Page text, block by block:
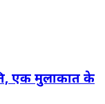
एक मुलाकात के